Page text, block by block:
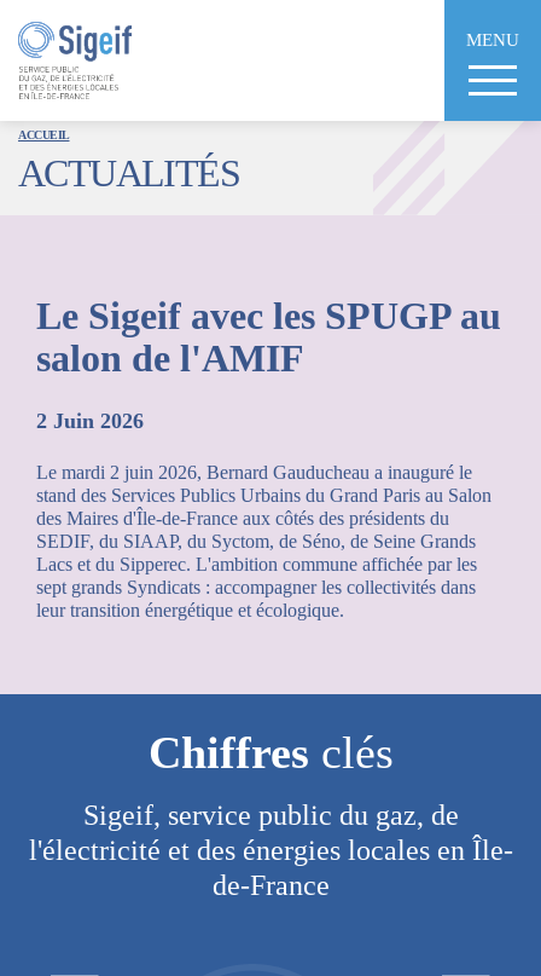
contenu
principal
MENU
ACCUEIL
ACTUALITÉS
Le Sigeif avec les SPUGP au
salon de l'AMIF
2 Juin 2026
Le mardi 2 juin 2026, Bernard Gauducheau a inauguré le
stand des Services Publics Urbains du Grand Paris au Salon
des Maires d'Île-de-France aux côtés des présidents du
SEDIF, du SIAAP, du Syctom, de Séno, de Seine Grands
Lacs et du Sipperec. L'ambition commune affichée par les
sept grands Syndicats : accompagner les collectivités dans
leur transition énergétique et écologique.
Chiffres clés
Sigeif, service public du gaz, de
l'électricité et des énergies locales en Île-
de-France